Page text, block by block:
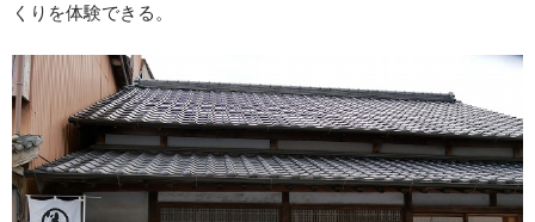
くりを体験できる。